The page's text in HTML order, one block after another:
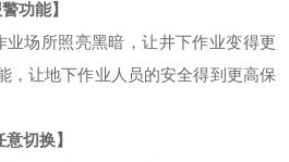
功能】
业场所照亮黑暗，让井下作业变得更
，让地下作业人员的安全得到更高保
切换】